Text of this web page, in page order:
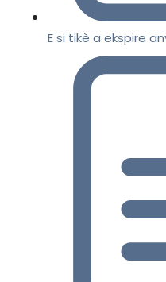
E si tikè a ekspire